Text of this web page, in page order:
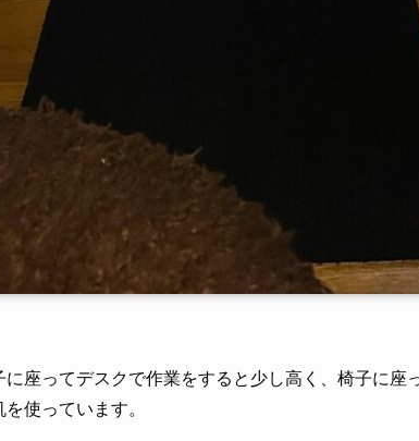
座ってデスクで作業をすると少し高く、椅子に座
使っています。